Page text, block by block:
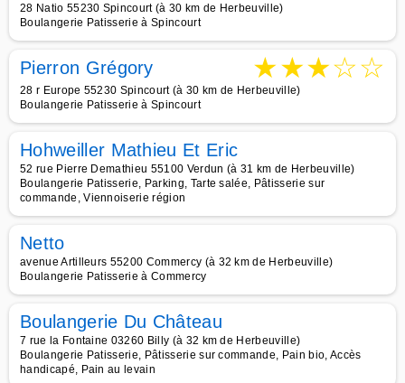
28 Natio 55230 Spincourt (à 30 km de Herbeuville)
Boulangerie Patisserie à Spincourt
Pierron Grégory ★★★☆☆
28 r Europe 55230 Spincourt (à 30 km de Herbeuville)
Boulangerie Patisserie à Spincourt
Hohweiller Mathieu Et Eric
52 rue Pierre Demathieu 55100 Verdun (à 31 km de Herbeuville)
Boulangerie Patisserie, Parking, Tarte salée, Pâtisserie sur
commande, Viennoiserie région
Netto
avenue Artilleurs 55200 Commercy (à 32 km de Herbeuville)
Boulangerie Patisserie à Commercy
Boulangerie Du Château
7 rue la Fontaine 03260 Billy (à 32 km de Herbeuville)
Boulangerie Patisserie, Pâtisserie sur commande, Pain bio, Accès
handicapé, Pain au levain